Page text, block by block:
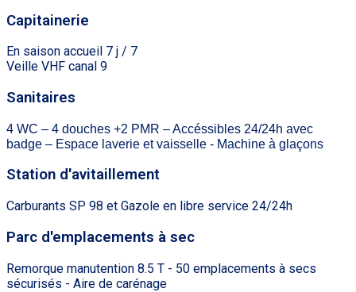
Capitainerie
En saison accueil 7 j / 7
Veille VHF canal 9
Sanitaires
4 WC – 4 douches +2 PMR – Accéssibles 24/24h avec
badge – Espace laverie et vaisselle - Machine à glaçons
Station d'avitaillement
Carburants SP 98 et Gazole en libre service 24/24h
Parc d'emplacements à sec
Remorque manutention 8.5 T - 50 emplacements à secs
sécurisés - Aire de carénage